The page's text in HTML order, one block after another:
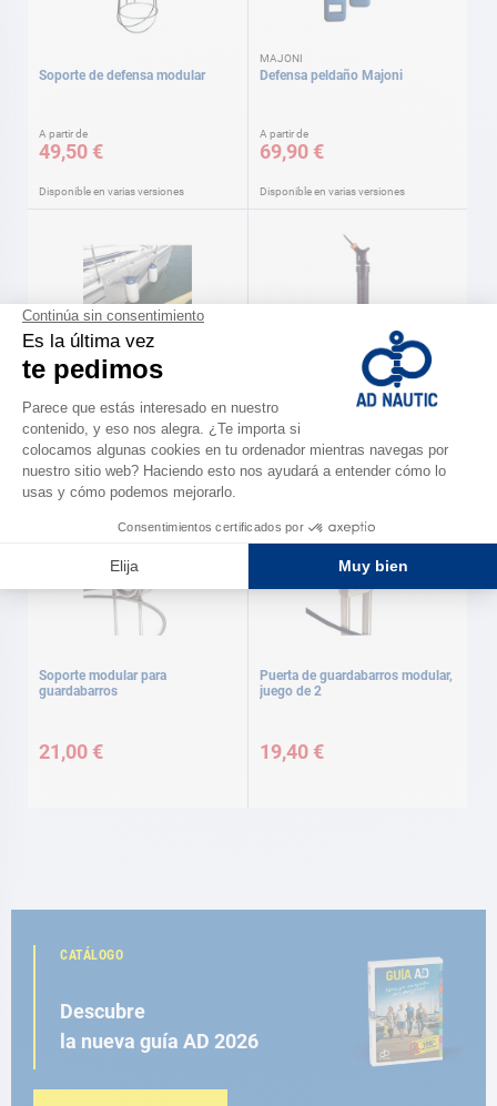
Soporte de defensa modular
A partir de
49,50 €
Disponible en varias versiones
MAJONI
Defensa peldaño Majoni
A partir de
69,90 €
Disponible en varias versiones
Protección casco AD
A partir de
55,90 €
Disponible en varias versiones
Hinchador para defensas Dan
20,00 €
Soporte modular para
guardabarros
21,00 €
Puerta de guardabarros modular,
juego de 2
19,40 €
CATÁLOGO
Descubre
la nueva guía AD 2026